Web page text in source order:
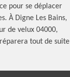
pour se déplacer
À Digne Les Bains,
de velux 04000,
tout de suite